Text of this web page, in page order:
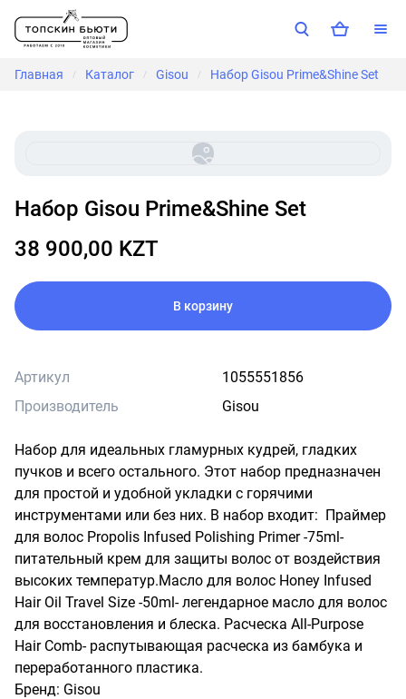
Главная / Каталог / Gisou / Набор Gisou Prime&Shine Set
Набор Gisou Prime&Shine Set
38 900,00 KZT
В корзину
Артикул
1055551856
Производитель
Gisou
Набор для идеальных гламурных кудрей, гладких
пучков и всего остального. Этот набор предназначен
для простой и удобной укладки с горячими
инструментами или без них. В набор входит:  Праймер
для волос Propolis Infused Polishing Primer -75ml-
питательный крем для защиты волос от воздействия
высоких температур.Масло для волос Honey Infused
Hair Oil Travel Size -50ml- легендарное масло для волос
для восстановления и блеска. Расческа All-Purpose
Hair Comb- распутывающая расческа из бамбука и
переработанного пластика.
Бренд: Gisou